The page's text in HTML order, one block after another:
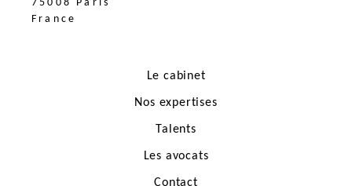
106, rue La Boétie
75008 Paris
France
Le cabinet
Nos expertises
Talents
Les avocats
Contact